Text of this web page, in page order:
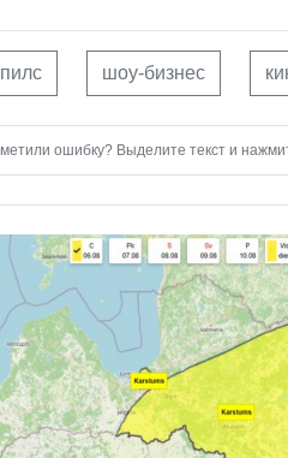
шоу-бизнес
ошибку? Выделите текст и